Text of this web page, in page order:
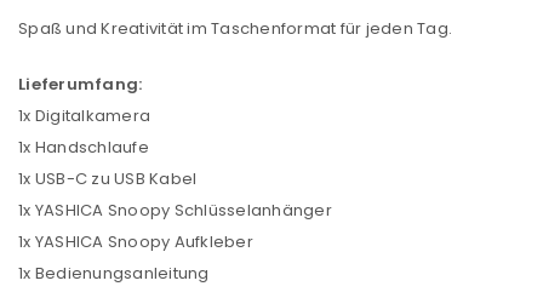
Spaß und Kreativität im Taschenformat für jeden Tag.
Lieferumfang:
1x Digitalkamera
1x Handschlaufe
1x USB-C zu USB Kabel
1x YASHICA Snoopy Schlüsselanhänger
1x YASHICA Snoopy Aufkleber
1x Bedienungsanleitung